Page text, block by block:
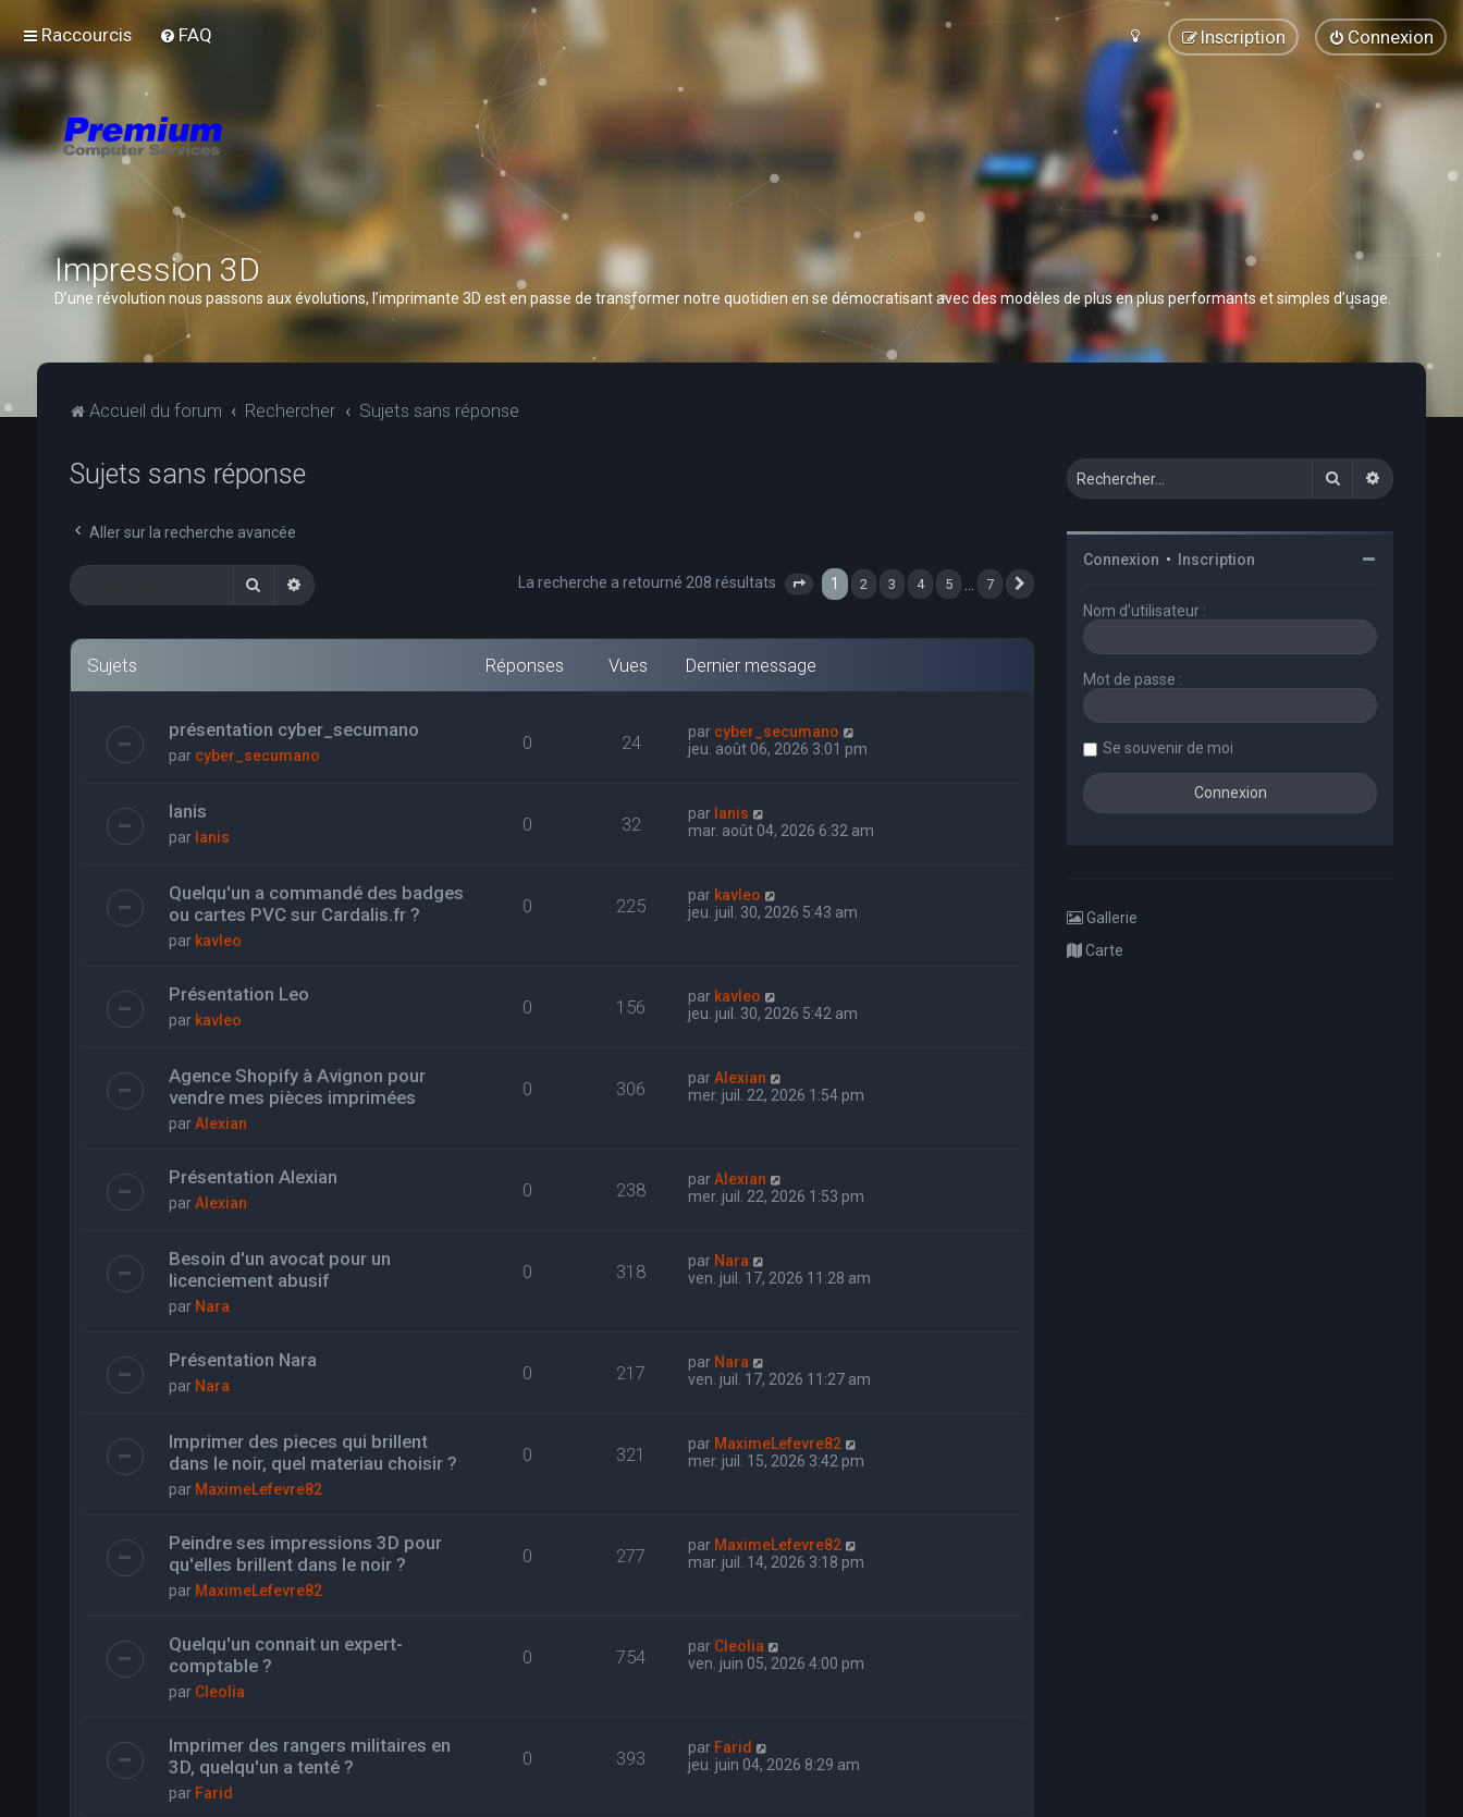
Raccourcis FAQ Connexion
Inscription
Impression 3D
D’une révolution nous passons aux évolutions, l’imprimante 3D est en passe de transformer notre quotidien en se démocratisant avec des modèles de plus en plus performants et simples d’usage.
Accueil du forum Rechercher Sujets sans réponse
Sujets sans réponse
Aller sur la recherche avancée
RechercherRecherche avancée La recherche a retourné 208 résultats Page 1sur 7
1 2 3 4 5 7
Sujets Réponses Vues Dernier message
présentation cyber_secumano
par cyber_secumano
0 24 par cyber_secumano
jeu. août 06, 2026 3:01 pm
Ianis
par Ianis
0 32 par Ianis
mar. août 04, 2026 6:32 am
Quelqu'un a commandé des badges
ou cartes PVC sur Cardalis.fr ?
par kavleo
0 225 par kavleo
jeu. juil. 30, 2026 5:43 am
Présentation Leo
par kavleo
0 156 par kavleo
jeu. juil. 30, 2026 5:42 am
Agence Shopify à Avignon pour
vendre mes pièces imprimées
parAlexian
0 306 parAlexian
mer. juil. 22, 2026 1:54 pm
Présentation Alexian
parAlexian
0 238 parAlexian
mer. juil. 22, 2026 1:53 pm
Besoin d'un avocat pour un
licenciement abusif
par Nara
0 318 par Nara
ven. juil. 17, 2026 11:28 am
Présentation Nara
par Nara
0 217 par Nara
ven. juil. 17, 2026 11:27 am
Imprimer des pieces qui brillent
dans le noir, quel materiau choisir ?
par MaximeLefevre82
0 321 par MaximeLefevre82
mer. juil. 15, 2026 3:42 pm
Peindre ses impressions 3D pour
qu'elles brillent dans le noir ?
par MaximeLefevre82
0 277 par MaximeLefevre82
mar. juil. 14, 2026 3:18 pm
Quelqu'un connait un expert-
comptable ?
par Cleolia
0 754 par Cleolia
ven. juin 05, 2026 4:00 pm
Imprimer des rangers militaires en
3D, quelqu'un a tenté ?
par Farid
0 393 par Farid
jeu. juin 04, 2026 8:29 am
Rechercher
Connexion • Inscription
Nom d’utilisateur :
Mot de passe :
Se souvenir de moi
Gallerie
Carte